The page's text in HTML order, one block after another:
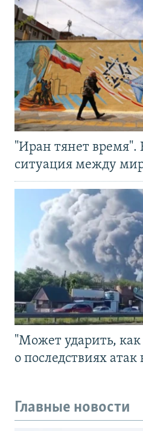
"Иран тянет время".
ситуация между
"Может ударить,
о последствиях
Главные новости